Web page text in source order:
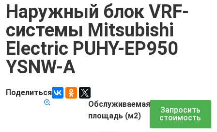
Наружный блок VRF-
системы Mitsubishi
Electric PUHY-EP950
YSNW-A
Поделиться
Код товара:
Запросить
стоимость
Обслуживаемая
площадь (м2)